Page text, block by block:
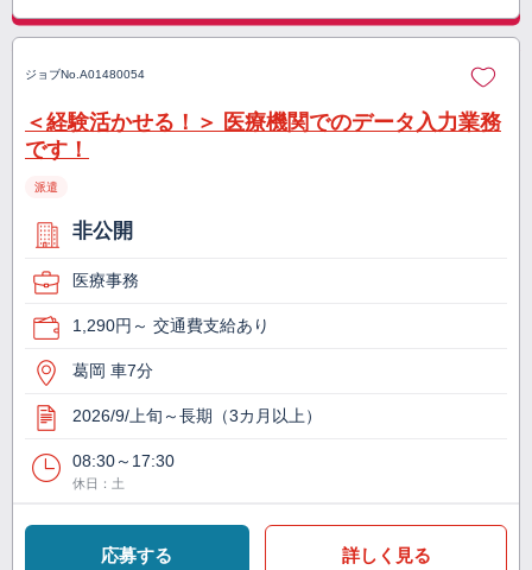
ジョブNo. A01480054
＜経験活かせる！＞ 医療機関でのデータ入力業務
です！
派遣
非公開
医療事務
1,290円～ 交通費支給あり
葛岡 車7分
2026/9/上旬～長期（3カ月以上）
08:30～17:30
休日：土
応募する 詳しく見る